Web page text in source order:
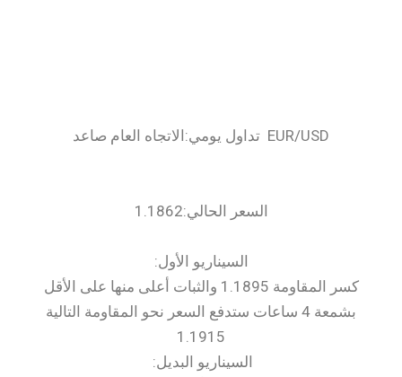
السعر الحالي:1.1862
السيناريو الأول:
كسر المقاومة 1.1895 والثبات أعلى منها على الأقل
بشمعة 4 ساعات ستدفع السعر نحو المقاومة التالية
1.1915
السيناريو البديل: